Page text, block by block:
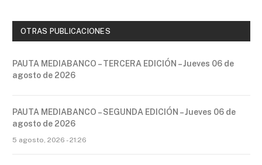
OTRAS PUBLICACIONES
PAUTA MEDIABANCO – TERCERA EDICIÓN – Jueves 06 de
agosto de 2026
PAUTA MEDIABANCO – SEGUNDA EDICIÓN – Jueves 06 de
agosto de 2026
5 agosto, 2026 - 21:26